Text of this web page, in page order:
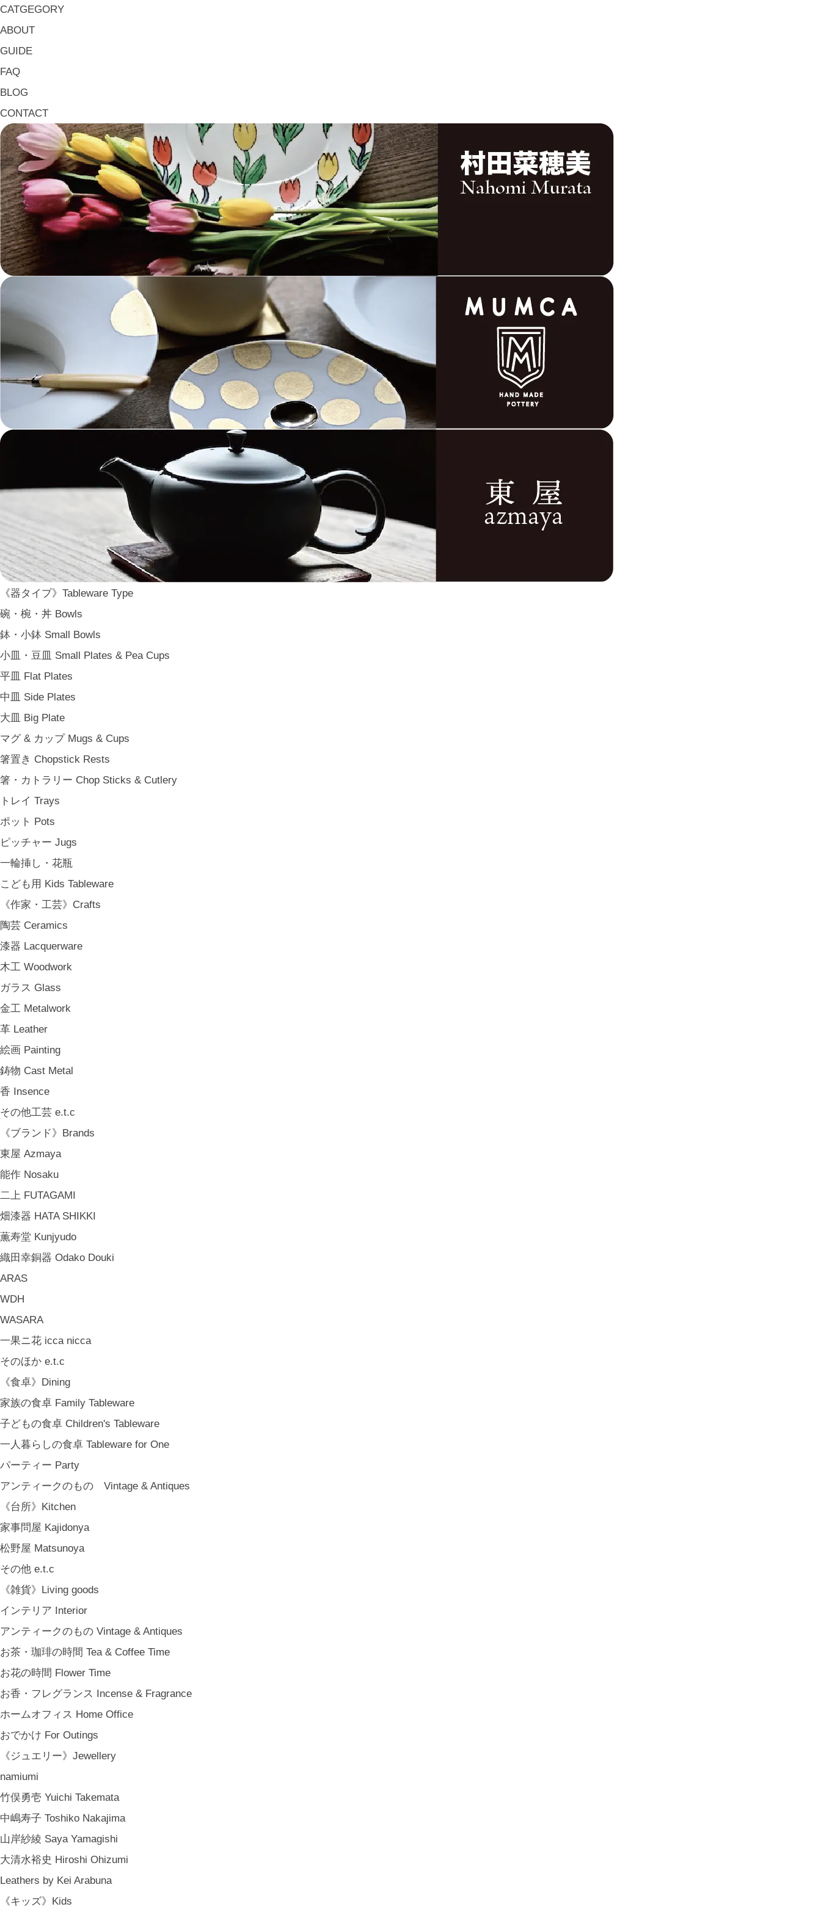
CATGEGORY
ABOUT
GUIDE
FAQ
BLOG
CONTACT
《器タイプ》Tableware Type
碗・椀・丼 Bowls
鉢・小鉢 Small Bowls
小皿・豆皿 Small Plates & Pea Cups
平皿 Flat Plates
中皿 Side Plates
大皿 Big Plate
マグ & カップ Mugs & Cups
箸置き Chopstick Rests
箸・カトラリー Chop Sticks & Cutlery
トレイ Trays
ポット Pots
ピッチャー Jugs
一輪挿し・花瓶
こども用 Kids Tableware
《作家・工芸》Crafts
陶芸 Ceramics
漆器 Lacquerware
木工 Woodwork
ガラス Glass
金工 Metalwork
革 Leather
絵画 Painting
鋳物 Cast Metal
香 Insence
その他工芸 e.t.c
《ブランド》Brands
東屋 Azmaya
能作 Nosaku
二上 FUTAGAMI
畑漆器 HATA SHIKKI
薫寿堂 Kunjyudo
織田幸銅器 Odako Douki
ARAS
WDH
WASARA
一果ニ花 icca nicca
そのほか e.t.c
《食卓》Dining
家族の食卓 Family Tableware
子どもの食卓 Children's Tableware
一人暮らしの食卓 Tableware for One
パーティー Party
アンティークのもの Vintage & Antiques
《台所》Kitchen
家事問屋 Kajidonya
松野屋 Matsunoya
その他 e.t.c
《雑貨》Living goods
インテリア Interior
アンティークのもの Vintage & Antiques
お茶・珈琲の時間 Tea & Coffee Time
お花の時間 Flower Time
お香・フレグランス Incense & Fragrance
ホームオフィス Home Office
おでかけ For Outings
《ジュエリー》Jewellery
namiumi
竹俣勇壱 Yuichi Takemata
中嶋寿子 Toshiko Nakajima
山岸紗綾 Saya Yamagishi
大清水裕史 Hiroshi Ohizumi
Leathers by Kei Arabuna
《キッズ》Kids
大皿 Big Plate
ポット Pots
ピッチャー Jugs
一輪挿し・花瓶
こども用 Kids Tableware
《作家・工芸》Crafts
陶芸 Ceramics
漆器 Lacquerware
ガラス Glass
絵画 Painting
鋳物 Cast Metal
香 Insence
その他工芸 e.t.c
《ブランド》Brands
畑漆器 HATA SHIKKI
織田幸銅器 Odako Douki
ARAS
WDH
WASARA
一果ニ花 icca nicca
そのほか e.t.c
一人暮らしの食卓 Tableware for One
アンティークのもの Vintage & Antiques
その他 e.t.c
《雑貨》Living goods
インテリア Interior
中嶋寿子 Toshiko Nakajima
山岸紗綾 Saya Yamagishi
ぬいぐるみ Soft Toys
穀雨 Bakery Cokuu
MARY JIMENEZ CO. (3月中旬〜)
《オリジナル》Original
《古道具》Vintage & Antiques
《義援金商品》Charity
《ギフト》Gifts
出産祝い Baby Gifts
内祝い Thank You Gifts
新築祝い Housewarming Gifts
結婚祝い Wedding Gifts
結婚式の引出物 Wedding Favors
こどもの日 Children's Day
春 Spring
夏 Summer
秋 Autumn
節句 Seasonal Celebrations